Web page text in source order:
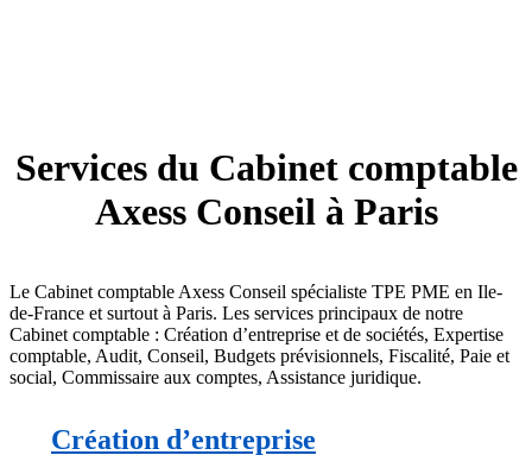
Services du Cabinet comptable
Axess Conseil à Paris
Le Cabinet comptable Axess Conseil spécialiste TPE PME en Ile-
de-France et surtout à Paris. Les services principaux de notre
Cabinet comptable : Création d’entreprise et de sociétés, Expertise
comptable, Audit, Conseil, Budgets prévisionnels, Fiscalité, Paie et
social, Commissaire aux comptes, Assistance juridique.
Création d’entreprise